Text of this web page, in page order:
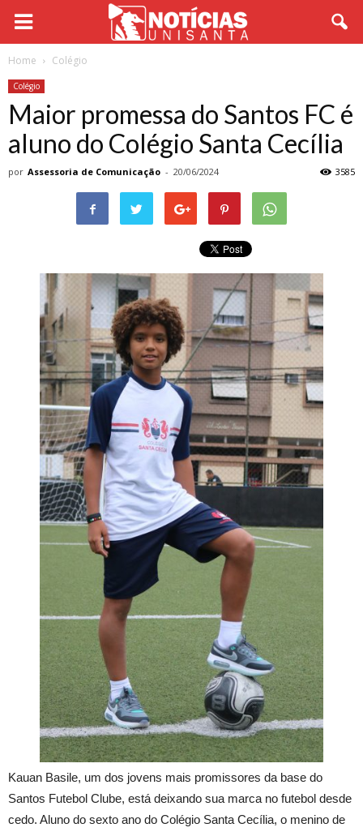
Home Colégio
Colégio
Maior promessa do Santos FC é
aluno do Colégio Santa Cecília
por Assessoria de Comunicação - 20/06/2024 3585
Kauan Basile, um dos jovens mais promissores da base do
Santos Futebol Clube, está deixando sua marca no futebol desde
cedo. Aluno do sexto ano do Colégio Santa Cecília, o menino de